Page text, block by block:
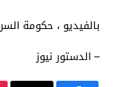
بالفيديو ، حكومة
– الدستور نيوز